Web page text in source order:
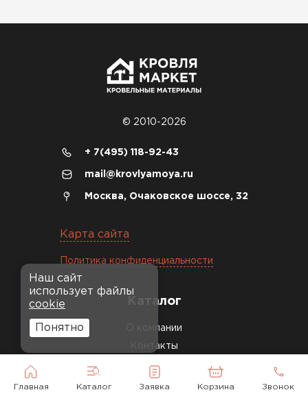
Главная Каталог Заявка Корзина Звонок
© 2010-2026
+ 7(495) 118-92-43
mail@krovlyamoya.ru
Москва, Очаковское шоссе, 32
Карта сайта
Политика конфиденциальности
Каталог
О компании
Контакты
Доставка и оплата
Наш сайт
использует файлы
cookie
Понятно